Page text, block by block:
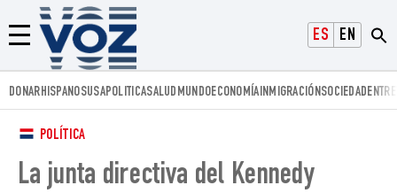
ESPAÑOLENGLISH
Menú
Voz.us
DONARHISPANOSUSAPOLITICASALUD MUNDOECONOMÍAINMIGRACIÓNSOCIEDAD
POLÍTICA
La junta directiva del Kennedy